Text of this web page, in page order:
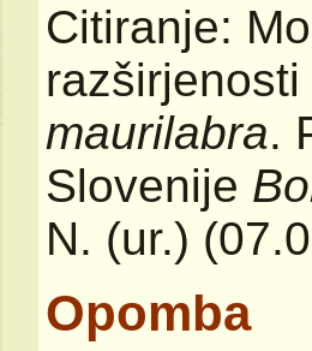
Citiranje:
maurilabra.
Slovenije
N. (ur.)
Opomba